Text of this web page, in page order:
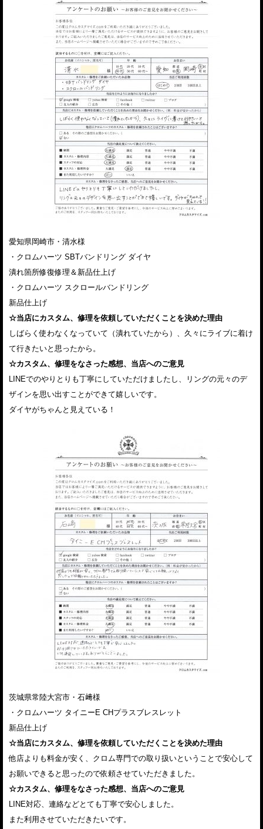
愛知県岡崎市・清水様
・クロムハーツ SBTバンドリング ダイヤ
潰れ箇所修復修理＆新品仕上げ
・クロムハーツ スクロールバンドリング
新品仕上げ
☆当店にカスタム、修理を依頼していただくことを決めた理由
しばらく使わなくなっていて（潰れていたから）、久々にライブに着け
て行きたいと思ったから。
☆カスタム、修理をなさった感想、当店へのご意見
LINEでのやりとりも丁寧にしていただけましたし、リングの元々のデ
ザインを思い出すことができて嬉しいです。
ダイヤがちゃんと見えている！
茨城県常陸大宮市・石﨑様
・クロムハーツ タイニーE CHプラスブレスレット
新品仕上げ
☆当店にカスタム、修理を依頼していただくことを決めた理由
他店よりも料金が安く、クロム専門での取り扱いということで安心して
お願いできると思ったので依頼させていただきました。
☆カスタム、修理をなさった感想、当店へのご意見
LINE対応、連絡などとても丁寧で安心しました。
また利用させていただきたいです。